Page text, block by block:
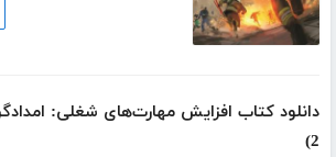
دانلود کتاب افزایش مهارت‌های شغلی:
2)